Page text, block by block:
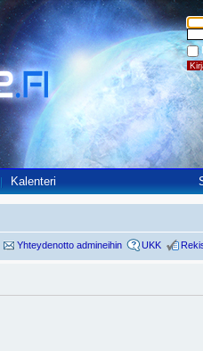
Kalenteri
Yhteydenotto admineihin UKK